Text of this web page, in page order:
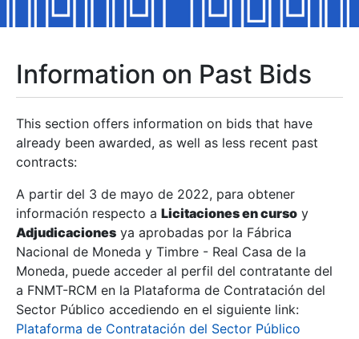
Show/Hide
Show/Hide
Show/Hide
Information on Past Bids
This section offers information on bids that have
already been awarded, as well as less recent past
contracts:
A partir del 3 de mayo de 2022, para obtener
información respecto a Licitaciones en curso y
Adjudicaciones ya aprobadas por la Fábrica
Nacional de Moneda y Timbre - Real Casa de la
Moneda, puede acceder al perfil del contratante del
a FNMT-RCM en la Plataforma de Contratación del
Sector Público accediendo en el siguiente link:
Plataforma de Contratación del Sector Público